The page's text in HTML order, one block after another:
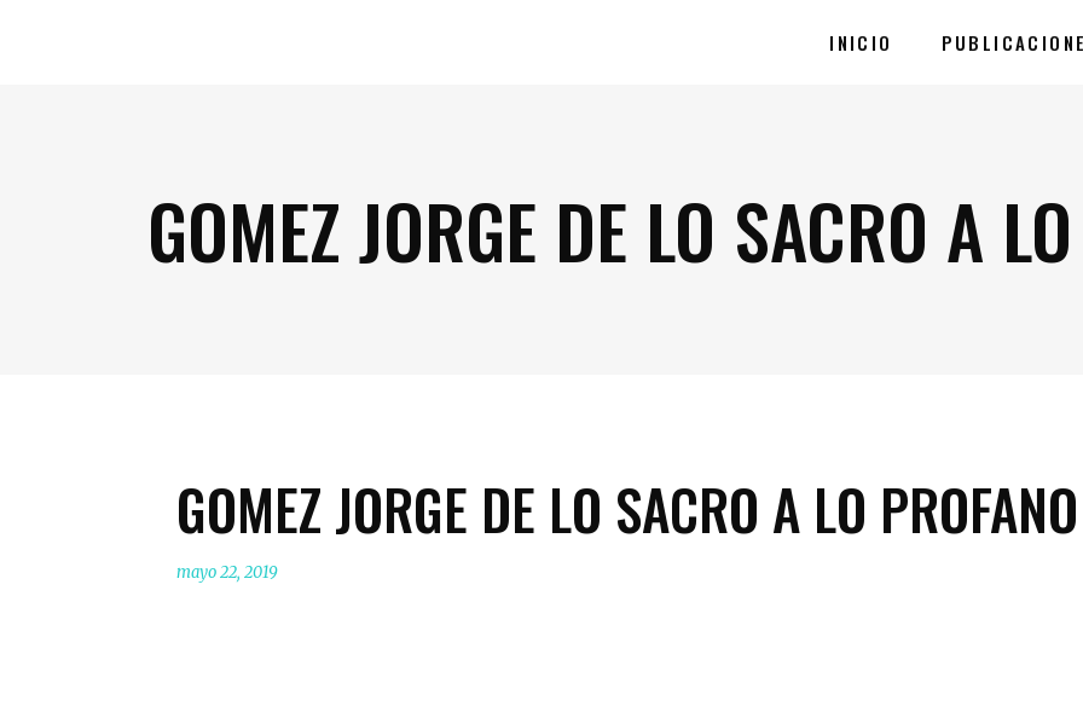
INICIO
GOMEZ JORGE DE LO SACRO A
GOMEZ JORGE DE LO SACRO A LO
mayo 22, 2019